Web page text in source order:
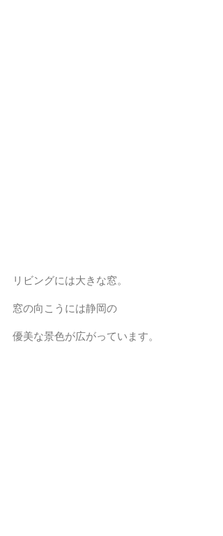
リビングには大きな窓。
窓の向こうには静岡の
優美な景色が広がっています。